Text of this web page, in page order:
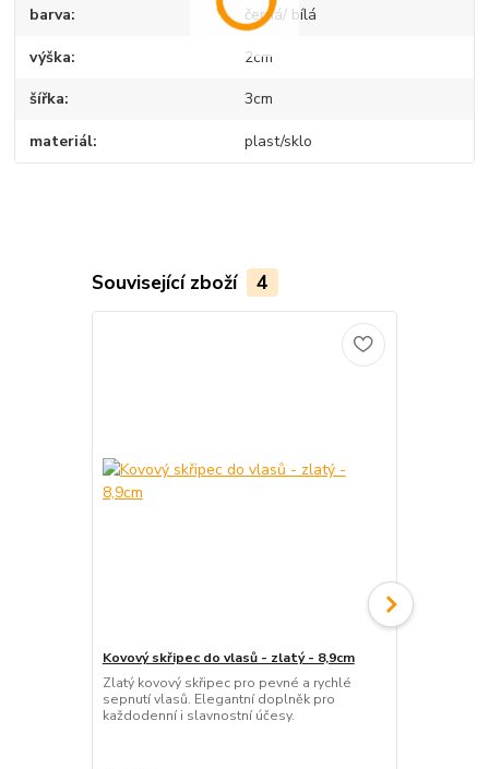
barva černá/ bílá
výška 2cm
šířka 3cm
materiál plast/sklo
Související zboží 4
Kovový skřipec do vlasů - zlatý - 8,9cm
Zlatý kovový skřipec pro pevné a rychlé
sepnutí vlasů. Elegantní doplněk pro
každodenní i slavnostní účesy.